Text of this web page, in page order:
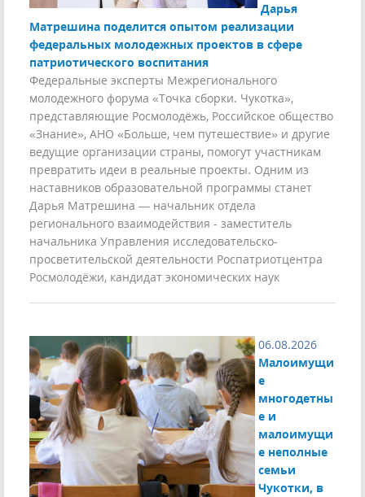
Дарья
Матрешина поделится опытом реализации
федеральных молодежных проектов в сфере
патриотического воспитания
Федеральные эксперты Межрегионального
молодежного форума «Точка сборки. Чукотка»,
представляющие Росмолодёжь, Российское общество
«Знание», АНО «Больше, чем путешествие» и другие
ведущие организации страны, помогут участникам
превратить идеи в реальные проекты. Одним из
наставников образовательной программы станет
Дарья Матрешина — начальник отдела
регионального взаимодействия - заместитель
начальника Управления исследовательско-
просветительской деятельности Роспатриотцентра
Росмолодёжи, кандидат экономических наук
06.08.2026
Малоимущи
е
многодетны
е и
малоимущи
е неполные
семьи
Чукотки, в